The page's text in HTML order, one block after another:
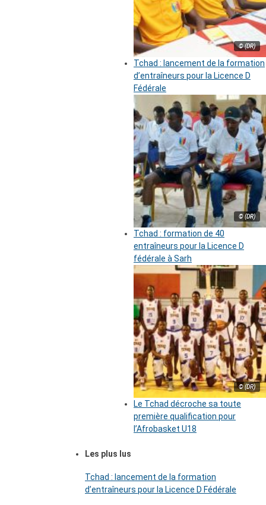
© (DR)
Tchad : lancement de la formation
d’entraîneurs pour la Licence D
Fédérale
© (DR)
Tchad : formation de 40
entraîneurs pour la Licence D
fédérale à Sarh
© (DR)
Le Tchad décroche sa toute
première qualification pour
l’Afrobasket U18
Les plus lus
Tchad : lancement de la formation
d’entraîneurs pour la Licence D Fédérale